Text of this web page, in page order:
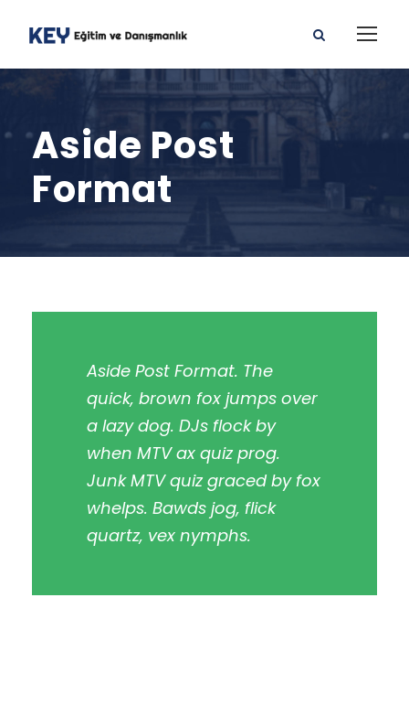
Aside Post
Format
Aside Post Format. The
quick, brown fox jumps over
a lazy dog. DJs flock by
when MTV ax quiz prog.
Junk MTV quiz graced by fox
whelps. Bawds jog, flick
quartz, vex nymphs.